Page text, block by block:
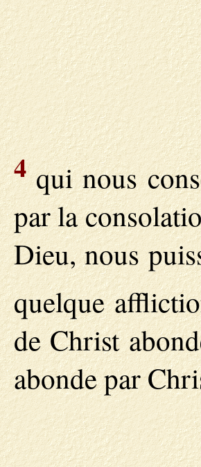
4qui nous
par la
Dieu, nous
quelque
de Christ
abonde par